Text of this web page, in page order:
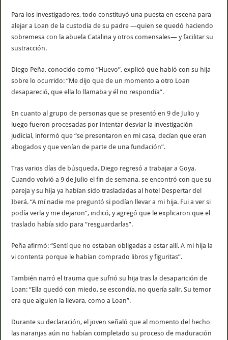
Para los investigadores, todo constituyó una puesta en escena para
alejar a Loan de la custodia de su padre —quien se quedó haciendo
sobremesa con la abuela Catalina y otros comensales— y facilitar su
sustracción.
Diego Peña, conocido como “Huevo”, explicó que habló con su hija
sobre lo ocurrido: “Me dijo que de un momento a otro Loan
desapareció, que ella lo llamaba y él no respondía”.
En cuanto al grupo de personas que se presentó en 9 de Julio y
luego fueron procesadas por intentar desviar la investigación
judicial, informó que “se presentaron en mi casa, decían que eran
abogados y que venían de parte de una fundación”.
Tras varios días de búsqueda, Diego regresó a trabajar a Goya.
Cuando volvió a 9 de Julio el fin de semana, se encontró con que su
pareja y su hija ya habían sido trasladadas al hotel Despertar del
Iberá. “A mí nadie me preguntó si podían llevar a mi hija. Fui a ver si
podía verla y me dejaron”, indicó, y agregó que le explicaron que el
traslado había sido para “resguardarlas”.
Peña afirmó: “Sentí que no estaban obligadas a estar allí. A mi hija la
vi contenta porque le habían comprado libros y figuritas”.
También narró el trauma que sufrió su hija tras la desaparición de
Loan: “Ella quedó con miedo, se escondía, no quería salir. Su temor
era que alguien la llevara, como a Loan”.
Durante su declaración, el joven señaló que al momento del hecho
las naranjas aún no habían completado su proceso de maduración